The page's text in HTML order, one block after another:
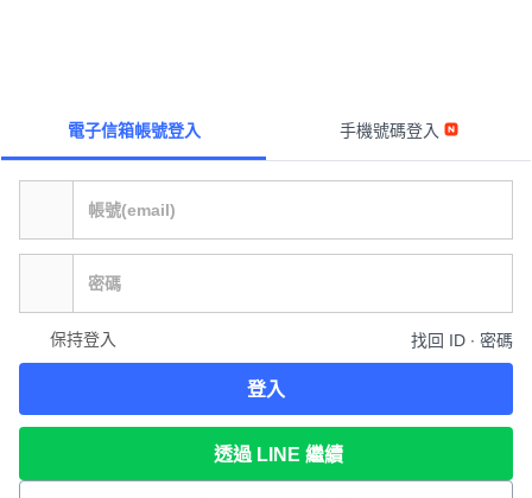
電子信箱帳號登入 手機號碼登入
保持登入 找回 ID ∙ 密碼
登入
透過 LINE 繼續